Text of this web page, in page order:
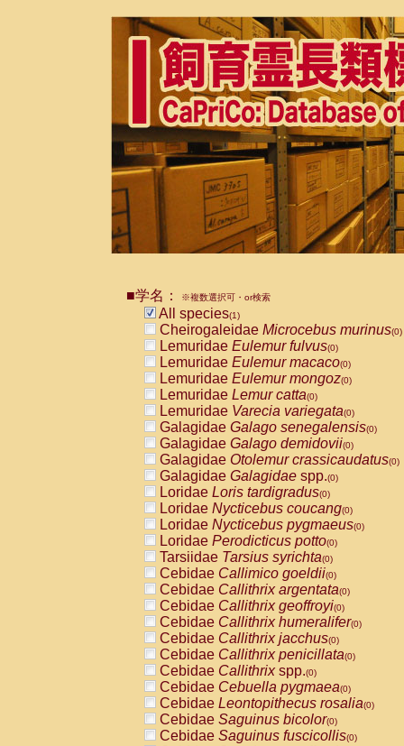
■学名： ※複数選択可・or検索
All species(1)
Cheirogaleidae Microcebus murinus(0)
Lemuridae Eulemur fulvus(0)
Lemuridae Eulemur macaco(0)
Lemuridae Eulemur mongoz(0)
Lemuridae Lemur catta(0)
Lemuridae Varecia variegata(0)
Galagidae Galago senegalensis(0)
Galagidae Galago demidovii(0)
Galagidae Otolemur crassicaudatus(0)
Galagidae Galagidae spp.(0)
Loridae Loris tardigradus(0)
Loridae Nycticebus coucang(0)
Loridae Nycticebus pygmaeus(0)
Loridae Perodicticus potto(0)
Tarsiidae Tarsius syrichta(0)
Cebidae Callimico goeldii(0)
Cebidae Callithrix argentata(0)
Cebidae Callithrix geoffroyi(0)
Cebidae Callithrix humeralifer(0)
Cebidae Callithrix jacchus(0)
Cebidae Callithrix penicillata(0)
Cebidae Callithrixspp.(0)
Cebidae Cebuella pygmaea(0)
Cebidae Leontopithecus rosalia(0)
Cebidae Saguinus bicolor(0)
Cebidae Saguinus fuscicollis(0)